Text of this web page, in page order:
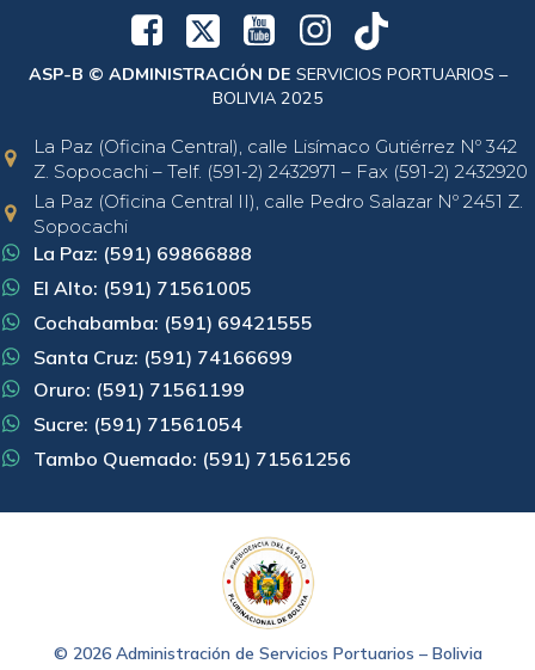
ASP-B © ADMINISTRACIÓN DE SERVICIOS PORTUARIOS –
BOLIVIA 2025
La Paz (Oficina Central), calle Lisímaco Gutiérrez Nº 342
Z. Sopocachi – Telf. (591-2) 2432971 – Fax (591-2) 2432920
La Paz (Oficina Central II), calle Pedro Salazar Nº 2451 Z.
Sopocachi
La Paz: (591) 69866888
El Alto: (591) 71561005
Cochabamba: (591) 69421555
Santa Cruz: (591) 74166699
Oruro: (591) 71561199
Sucre: (591) 71561054
Tambo Quemado: (591) 71561256
© 2026 Administración de Servicios Portuarios – Bolivia